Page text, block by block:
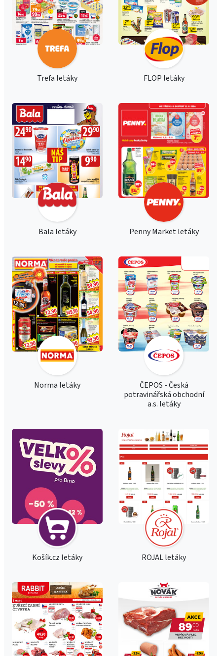
Trefa letáky FLOP letáky
Bala letáky Penny Market letáky
Norma letáky
ČEPOS - Česká
potravinářská obchodní
a.s. letáky
Košík.cz letáky ROJAL letáky